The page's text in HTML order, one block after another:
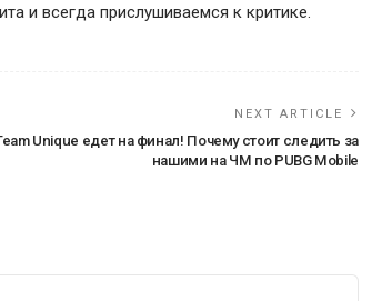
и всегда прислушиваемся к критике.
NEXT ARTICLE
Unique едет на финал! Почему стоит следить за
нашими на ЧМ по PUBG Mobile